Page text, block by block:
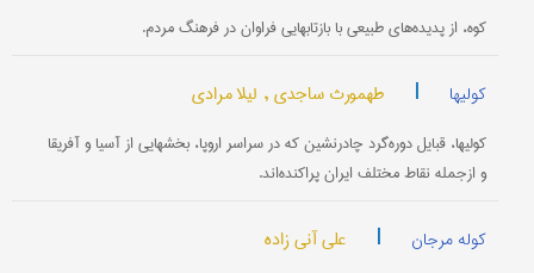
کوه، از پدیده‌های طبیعی با بازتابهایی فراوان در فرهنگ مردم.
کولیها | طهمورث ساجدی , لیلا مرادی
کولیها، قبایل دوره‌گرد چادرنشین که در سراسر اروپا، بخشهایی از آسیا و آفریقا
و ازجمله نقاط مختلف ایران پراکنده‌اند.
کوله مرجان | علی آنی زاده